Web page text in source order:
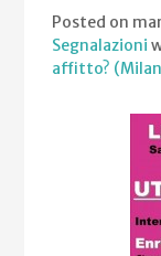
Posted on
Segnalazioni
affitto?